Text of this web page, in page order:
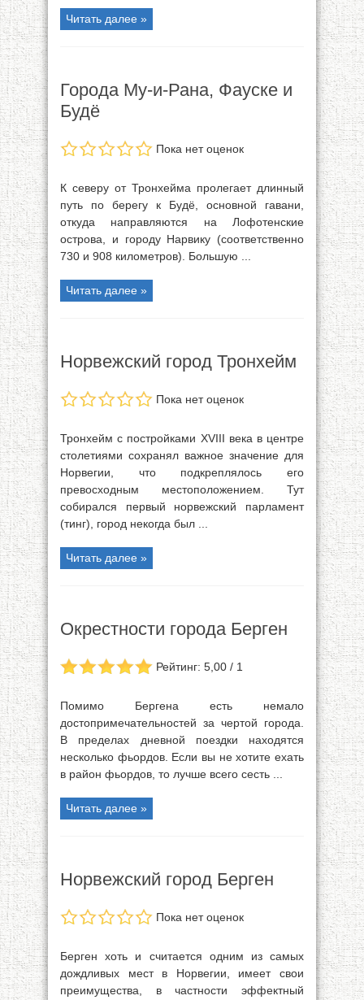
Читать далее »
Города Му-и-Рана, Фауске и
Будё
Пока нет оценок
К северу от Тронхейма пролегает длинный
путь по берегу к Будё, основной гавани,
откуда направляются на Лофотенские
острова, и городу Нарвику (соответственно
730 и 908 километров). Большую ...
Читать далее »
Норвежский город Тронхейм
Пока нет оценок
Тронхейм с постройками XVIII века в центре
столетиями сохранял важное значение для
Норвегии, что подкреплялось его
превосходным местоположением. Тут
собирался первый норвежский парламент
(тинг), город некогда был ...
Читать далее »
Окрестности города Берген
Рейтинг: 5,00 / 1
Помимо Бергена есть немало
достопримечательностей за чертой города.
В пределах дневной поездки находятся
несколько фьордов. Если вы не хотите ехать
в район фьордов, то лучше всего сесть ...
Читать далее »
Норвежский город Берген
Пока нет оценок
Берген хоть и считается одним из самых
дождливых мест в Норвегии, имеет свои
преимущества, в частности эффектный